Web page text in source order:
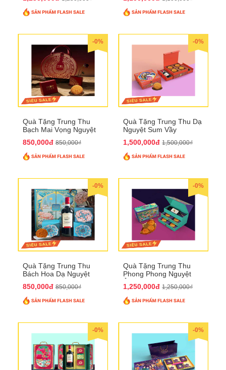
-0%
Quà Tặng Trung Thu
Bạch Mai Vọng Nguyệt
850,000đ 850,000₫
-0%
Quà Tặng Trung Thu Dạ
Nguyệt Sum Vầy
1,500,000đ 1,500,000₫
-0%
Quà Tặng Trung Thu
Bách Hoa Dạ Nguyệt
850,000đ 850,000₫
-0%
Quà Tặng Trung Thu
Phong Phong Nguyệt
1,250,000đ 1,250,000₫
-0% -0%